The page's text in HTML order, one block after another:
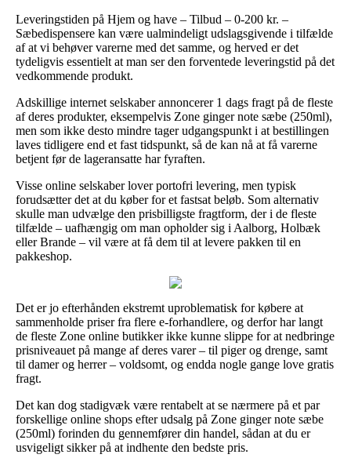
Leveringstiden på Hjem og have – Tilbud – 0-200 kr. –
Sæbedispensere kan være ualmindeligt udslagsgivende i tilfælde
af at vi behøver varerne med det samme, og herved er det
tydeligvis essentielt at man ser den forventede leveringstid på det
vedkommende produkt.
Adskillige internet selskaber annoncerer 1 dags fragt på de fleste
af deres produkter, eksempelvis Zone ginger note sæbe (250ml),
men som ikke desto mindre tager udgangspunkt i at bestillingen
laves tidligere end et fast tidspunkt, så de kan nå at få varerne
betjent før de lageransatte har fyraften.
Visse online selskaber lover portofri levering, men typisk
forudsætter det at du køber for et fastsat beløb. Som alternativ
skulle man udvælge den prisbilligste fragtform, der i de fleste
tilfælde – uafhængig om man opholder sig i Aalborg, Holbæk
eller Brande – vil være at få dem til at levere pakken til en
pakkeshop.
Det er jo efterhånden ekstremt uproblematisk for købere at
sammenholde priser fra flere e-forhandlere, og derfor har langt
de fleste Zone online butikker ikke kunne slippe for at nedbringe
prisniveauet på mange af deres varer – til piger og drenge, samt
til damer og herrer – voldsomt, og endda nogle gange love gratis
fragt.
Det kan dog stadigvæk være rentabelt at se nærmere på et par
forskellige online shops efter udsalg på Zone ginger note sæbe
(250ml) forinden du gennemfører din handel, sådan at du er
usvigeligt sikker på at indhente den bedste pris.